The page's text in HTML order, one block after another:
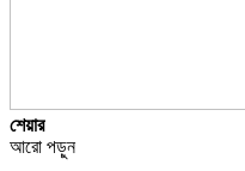
শেয়ার
আরো পড়ুন